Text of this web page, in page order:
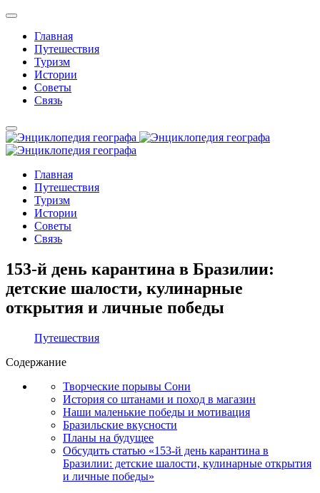
Главная
Путешествия
Туризм
Истории
Советы
Связь
Главная
Путешествия
Туризм
Истории
Советы
Связь
153-й день карантина в Бразилии:
детские шалости, кулинарные
открытия и личные победы
Путешествия
Содержание
Творческие порывы Сони
История со штанами и поход в магазин
Наши маленькие победы и мотивация
Бразильские вкусности
Планы на будущее
Обсудить статью «153-й день карантина в
Бразилии: детские шалости, кулинарные открытия
и личные победы»